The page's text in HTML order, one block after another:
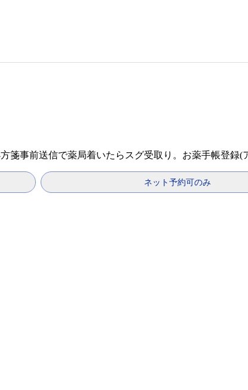
箋事前送信で薬局着いたらスグ受取り。お薬手帳登録(
ネット予約可のみ